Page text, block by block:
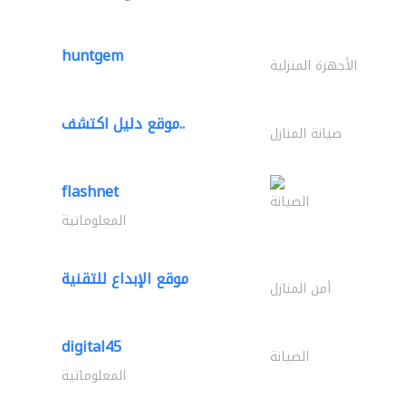
huntgem الأجهزة المنزلية
موقع دليل اكتشف.. صيانة المنازل
flashnet الصيانة
المعلوماتية
موقع الإبداع للتقنية أمن المنازل
digital45 الصيانة
المعلوماتية